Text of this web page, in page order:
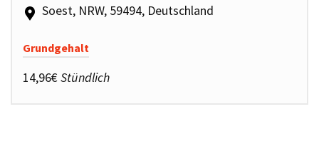
Soest, NRW, 59494, Deutschland
Grundgehalt
14,96€Stündlich